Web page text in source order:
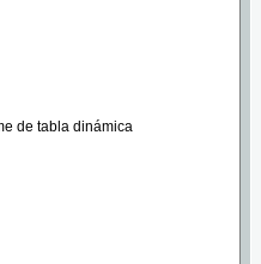
de tabla dinámica